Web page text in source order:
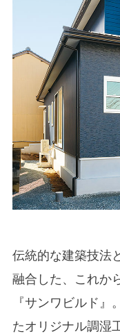
伝統的な建築技法
融合した、これか
『サンワビルド』
たオリジナル調湿